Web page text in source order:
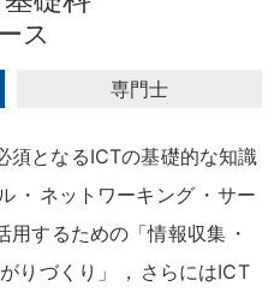
ス
専門士
須となるICTの基礎的な知識
・ ネットワーキング ・ サー
用するための「情報収集 ・
りづくり」 ， さらにはICT